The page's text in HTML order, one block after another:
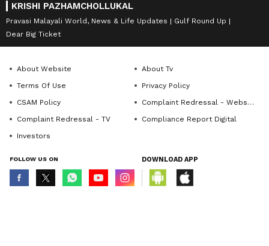
KRISHI PAZHAMCHOLLUKAL
Pravasi Malayali World, News & Life Updates
Gulf Round Up
Dear Big Ticket
About Website
About Tv
Terms Of Use
Privacy Policy
CSAM Policy
Complaint Redressal - Website
Complaint Redressal - TV
Compliance Report Digital
Investors
FOLLOW US ON DOWNLOAD APP